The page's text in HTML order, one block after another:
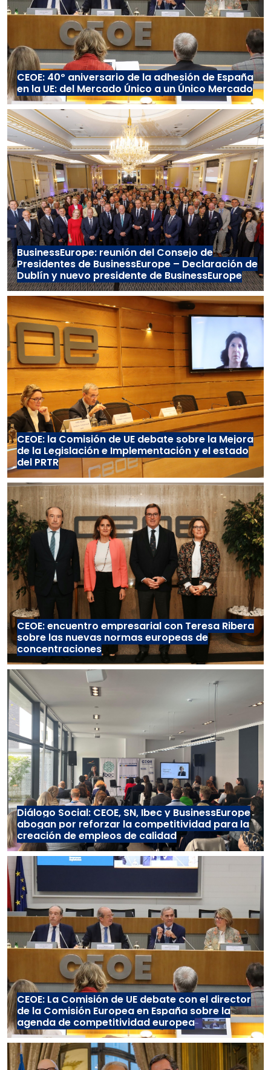
CEOE: 40º aniversario de la adhesión de España
en la UE: del Mercado Único a un Único Mercado
BusinessEurope: reunión del Consejo de
Presidentes de BusinessEurope – Declaración de
Dublín y nuevo presidente de BusinessEurope
CEOE: la Comisión de UE debate sobre la Mejora
de la Legislación e Implementación y el estado
del PRTR
CEOE: encuentro empresarial con Teresa Ribera
sobre las nuevas normas europeas de
concentraciones
Diálogo Social: CEOE, SN, Ibec y BusinessEurope
abogan por reforzar la competitividad para la
creación de empleos de calidad
CEOE: La Comisión de UE debate con el director
de la Comisión Europea en España sobre la
agenda de competitividad europea